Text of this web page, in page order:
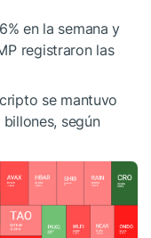
en la semana y
registraron las
se mantuvo
según